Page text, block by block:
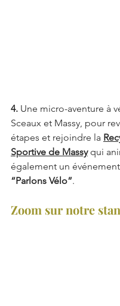
4. Une micro-aventure à
Sceaux et Massy, pour
étapes et rejoindre la
Sportive de Massy qui
également un
“Parlons Vélo”.
Zoom sur notre